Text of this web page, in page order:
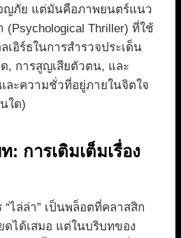
ภัย แต่มันคือภาพยนตร์แนว
Thriller) ที่ใช้
เอิร์ธในการสำรวจประเด็น
, การสูญเสียตัวตน, และ
ละความชั่วที่อยู่ภายในจิตใจ
ใด)
: การเติมเต็มเรื่อง
“ไล่ล่า” เป็นพล็อตที่คลาสสิก
ดได้เสมอ แต่ในบริบทของ